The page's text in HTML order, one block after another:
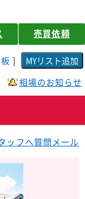
売買依頼
]
相場のお知らせ
ッフへ質問メール